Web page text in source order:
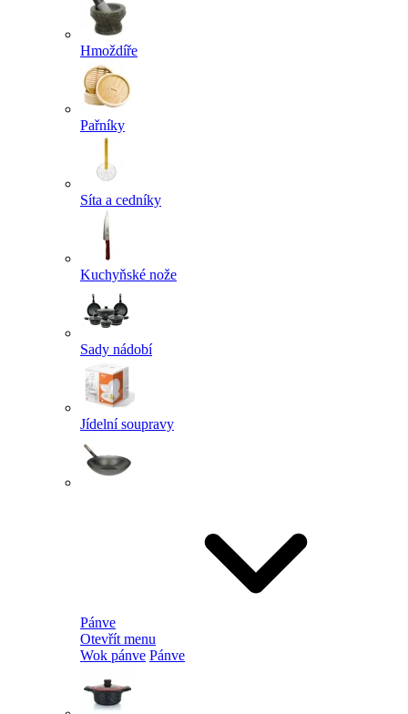
Hmoždíře
Pařníky
Síta a cedníky
Kuchyňské nože
Sady nádobí
Jídelní soupravy
Pánve
Otevřít menu
Wok pánve Pánve